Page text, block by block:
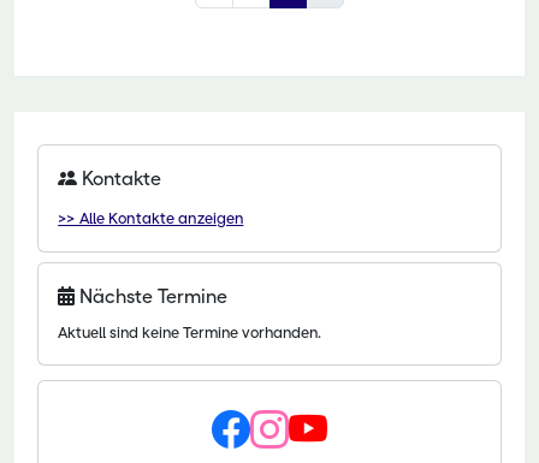
Kontakte
>> Alle Kontakte anzeigen
Nächste Termine
Aktuell sind keine Termine vorhanden.